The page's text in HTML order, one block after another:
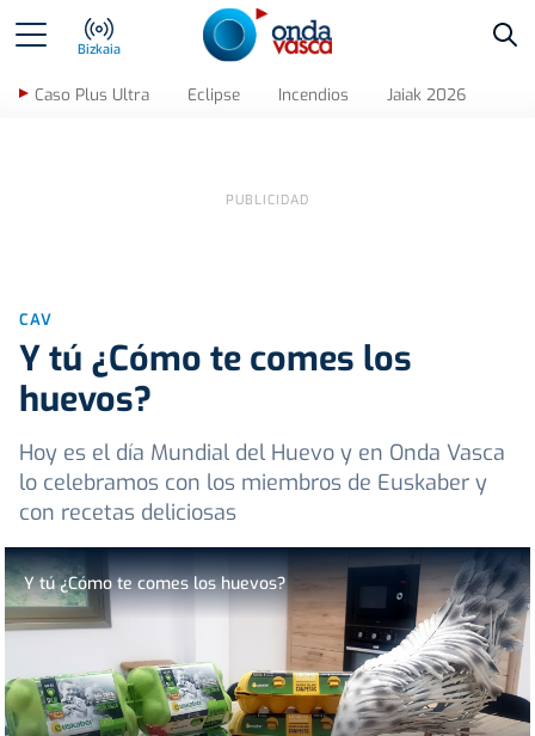
Bizkaia
Caso Plus Ultra Eclipse Incendios Jaiak 2026
CAV
Y tú ¿Cómo te comes los
huevos?
Hoy es el día Mundial del Huevo y en Onda Vasca
lo celebramos con los miembros de Euskaber y
con recetas deliciosas
Y tú ¿Cómo te comes los huevos?